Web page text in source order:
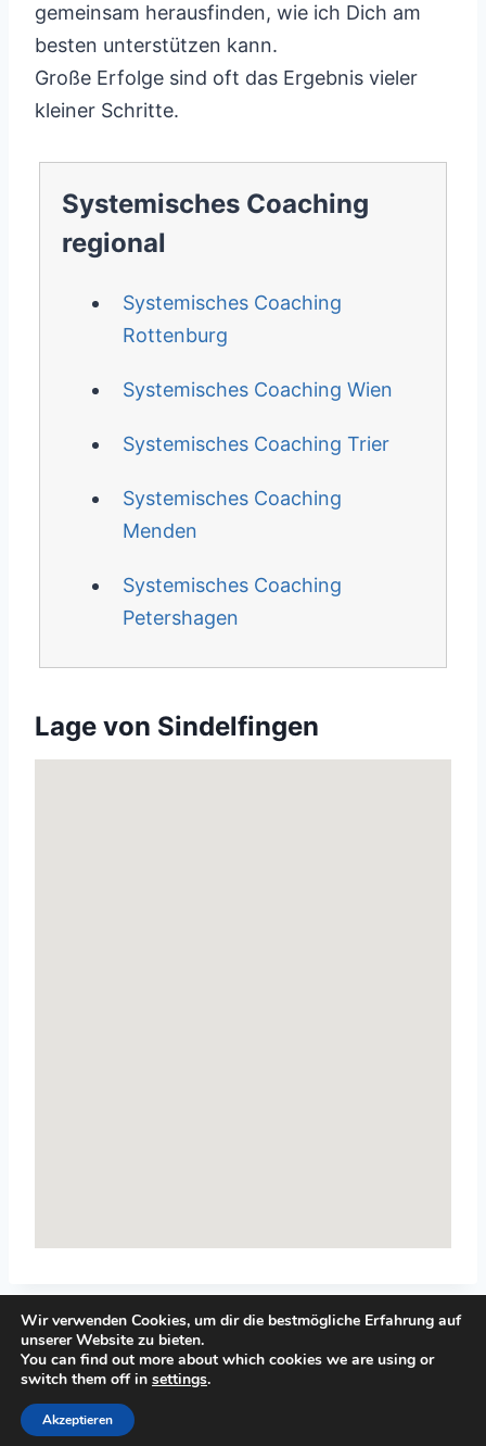
gemeinsam herausfinden, wie ich Dich am
besten unterstützen kann.
Große Erfolge sind oft das Ergebnis vieler
kleiner Schritte.
Systemisches Coaching
regional
Systemisches Coaching
Rottenburg
Systemisches Coaching Wien
Systemisches Coaching Trier
Systemisches Coaching
Menden
Systemisches Coaching
Petershagen
Lage von Sindelfingen
© 2026 Top-Systemisches-Coaching.de
Wir verwenden Cookies, um dir die bestmögliche Erfahrung auf
unserer Website zu bieten.
You can find out more about which cookies we are using or
switch them off in settings.
Akzeptieren